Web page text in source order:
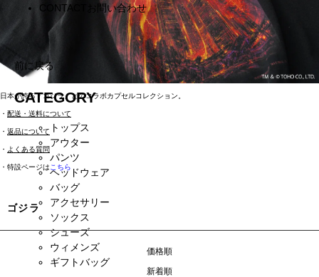
CONTACT
お問い合わせ
前に戻る
CATEGORY
トップス
アウター
パンツ
ヘッドウェア
バッグ
アクセサリー
ソックス
シューズ
ウィメンズ
ギフトバッグ
日本が誇る「ゴジラ」とのコラボカプセルコレクション。
・ 配送・送料について
・ 返品について
・ よくある質問
・特設ページは こちら
ゴジラ
価格順
新着順